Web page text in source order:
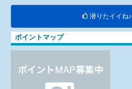
潜りたイイね♪
ポイントマップ